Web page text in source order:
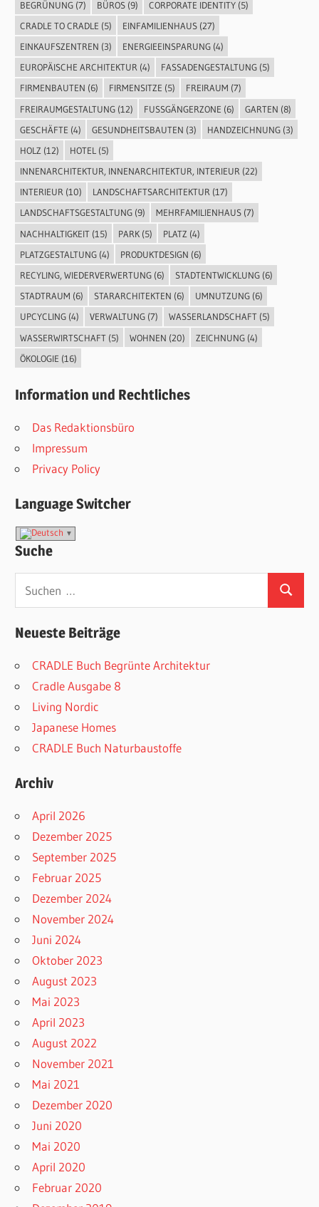
BEGRÜNUNG(7) BÜROS(9) CORPORATE IDENTITY(5)
CRADLE TO CRADLE (5) EINFAMILIENHAUS(27)
EINKAUFSZENTREN (3) ENERGIEEINSPARUNG(4)
EUROPÄISCHE ARCHITEKTUR (4) FASSADENGESTALTUNG(5)
FIRMENBAUTEN (6) FIRMENSITZE (5) FREIRAUM (7)
FREIRAUMGESTALTUNG(12) FUSSGÄNGERZONE (6) GARTEN (8)
GESCHÄFTE (4) GESUNDHEITSBAUTEN (3) HANDZEICHNUNG(3)
HOLZ (12) HOTEL (5)
INNENARCHITEKTUR, INNENARCHITEKTUR, INTERIEUR (22)
INTERIEUR(10) LANDSCHAFTSARCHITEKTUR(17)
LANDSCHAFTSGESTALTUNG(9) MEHRFAMILIENHAUS(7)
NACHHALTIGKEIT(15) PARK(5) PLATZ (4)
PLATZGESTALTUNG(4) PRODUKTDESIGN (6)
RECYLING, WIEDERVERWERTUNG(6) STADTENTWICKLUNG(6)
STADTRAUM (6) STARARCHITEKTEN (6) UMNUTZUNG(6)
UPCYCLING(4) VERWALTUNG(7) WASSERLANDSCHAFT(5)
WASSERWIRTSCHAFT(5) WOHNEN (20) ZEICHNUNG(4)
ÖKOLOGIE (16)
Information und Rechtliches
Das Redaktionsbüro
Impressum
Privacy Policy
Language Switcher
Suche
Suchen
Neueste Beiträge
CRADLE Buch Begrünte Architektur
Cradle Ausgabe 8
Living Nordic
Japanese Homes
CRADLE Buch Naturbaustoffe
Archiv
April 2026
Dezember 2025
September 2025
Februar 2025
Dezember 2024
November 2024
Juni 2024
Oktober 2023
August 2023
Mai 2023
April 2023
August 2022
November 2021
Mai 2021
Dezember 2020
Juni 2020
Mai 2020
April 2020
Februar 2020